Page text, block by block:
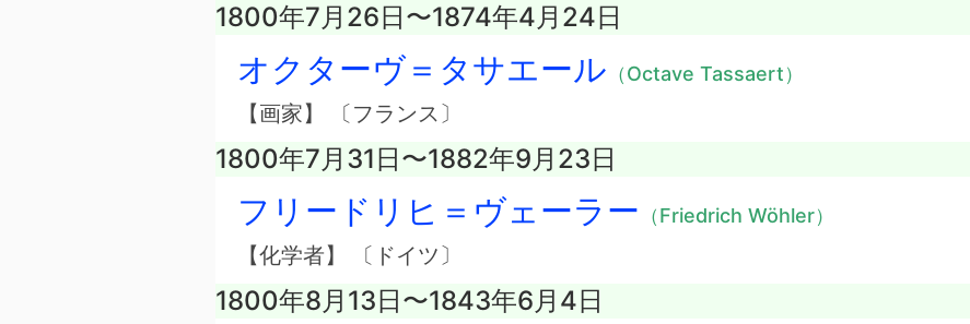
1800年7月26日〜1874年4月24日
オクターヴ＝タサエール （Octave Tassaert）
【画家】 〔フランス〕
1800年7月31日〜1882年9月23日
フリードリヒ＝ヴェーラー （Friedrich Wöhler）
【化学者】 〔ドイツ〕
1800年8月13日〜1843年6月4日